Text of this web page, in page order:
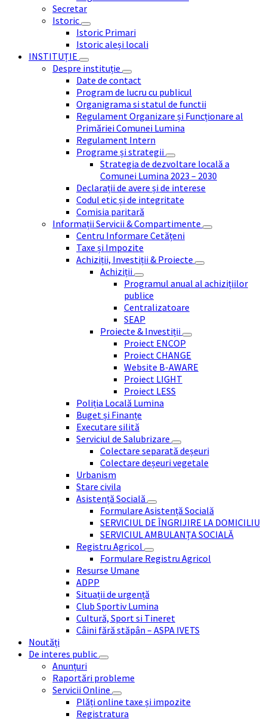
Secretar
Istoric
Istoric Primari
Istoric aleși locali
INSTITUȚIE
Despre instituție
Date de contact
Program de lucru cu publicul
Organigrama si statul de functii
Regulament Organizare și Funcționare al
Primăriei Comunei Lumina
Regulament Intern
Programe și strategii
Strategia de dezvoltare locală a
Comunei Lumina 2023 – 2030
Declarații de avere și de interese
Codul etic și de integritate
Comisia paritară
Informații Servicii & Compartimente
Centru Informare Cetățeni
Taxe și Impozite
Achiziții, Investiții & Proiecte
Achiziții
Programul anual al achizițiilor
publice
Centralizatoare
SEAP
Proiecte & Investiții
Proiect ENCOP
Proiect CHANGE
Website B-AWARE
Proiect LIGHT
Proiect LESS
Poliția Locală Lumina
Buget și Finanțe
Executare silită
Serviciul de Salubrizare
Colectare separată deșeuri
Colectare deșeuri vegetale
Urbanism
Stare civila
Asistență Socială
Formulare Asistență Socială
SERVICIUL DE ÎNGRIJIRE LA DOMICILIU
SERVICIUL AMBULANȚA SOCIALĂ
Registru Agricol
Formulare Registru Agricol
Resurse Umane
ADPP
Situații de urgență
Club Sportiv Lumina
Cultură, Sport si Tineret
Câini fără stăpân – ASPA IVETS
Noutăți
De interes public
Anunțuri
Raportări probleme
Servicii Online
Plăți online taxe și impozite
Registratura